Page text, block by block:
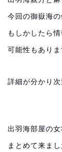
今回の御嶽海
もしかしたら
可能性もあり
詳細が分かり次
出羽海部屋の
まとめて来ま